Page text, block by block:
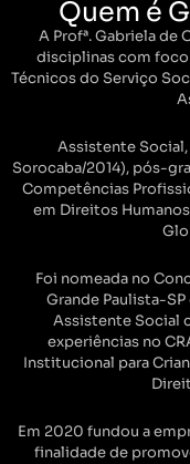
Quem é
A Profª. Gabriela de
disciplinas com
Técnicos do Serviço
Assistente Social,
Sorocaba/2014), pós-
Competências
em Direitos
Foi nomeada no
Grande Paulista-
Assistente Social
experiências no
Institucional para
Em 2020 fundou a
finalidade de